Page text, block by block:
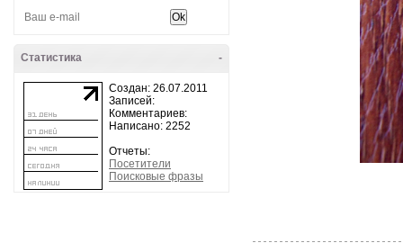
-
Статистика
Создан: 26.07.2011
Записей:
Комментариев:
Написано: 2252
Отчеты:
Посетители
Поисковые фразы